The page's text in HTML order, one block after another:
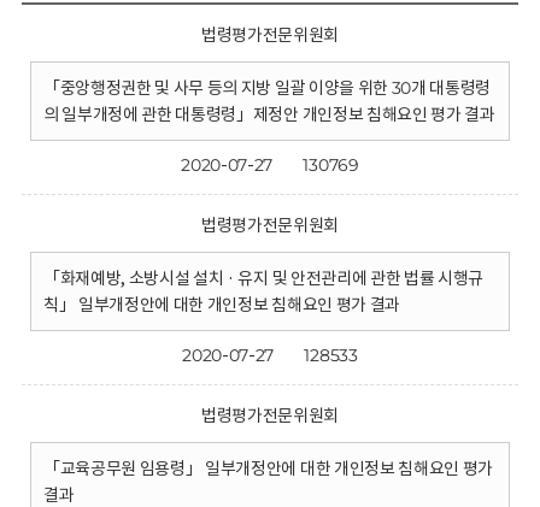
법령평가전문위원회
「중앙행정권한 및 사무 등의 지방 일괄 이양을 위한 30개 대통령령
의 일부개정에 관한 대통령령」제정안 개인정보 침해요인 평가 결과
2020-07-27 130769
법령평가전문위원회
「화재예방, 소방시설 설치 · 유지 및 안전관리에 관한 법률 시행규
칙」 일부개정안에 대한 개인정보 침해요인 평가 결과
2020-07-27 128533
법령평가전문위원회
「교육공무원 임용령」 일부개정안에 대한 개인정보 침해요인 평가
결과